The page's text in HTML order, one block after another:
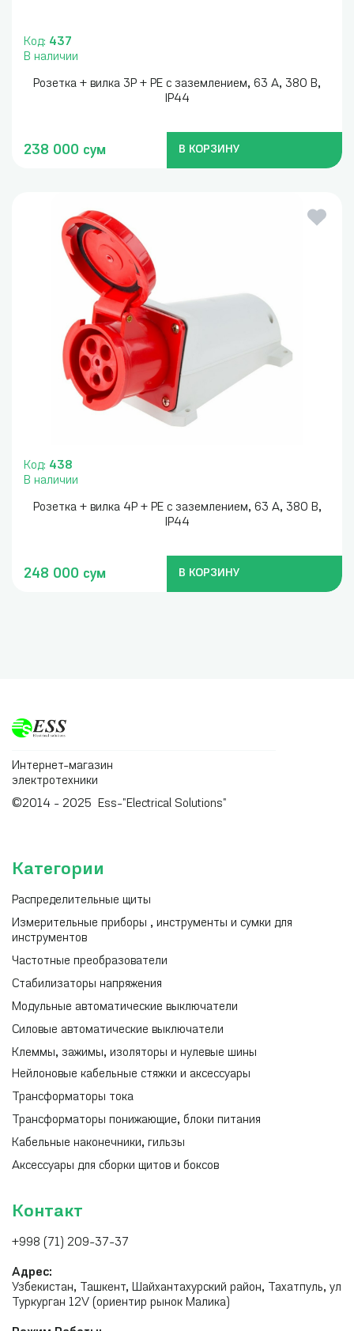
Код: 437
В наличии
Розетка + вилка 3P + PE с заземлением, 63 А, 380 В,
IP44
238 000 сум В КОРЗИНУ
Код: 438
В наличии
Розетка + вилка 4P + PE с заземлением, 63 А, 380 В,
IP44
248 000 сум В КОРЗИНУ
Интернет-магазин
электротехники
©2014 - 2025 Ess-"Electrical Solutions"
Категории
Распределительные щиты
Измерительные приборы , инструменты и сумки для
инструментов
Частотные преобразователи
Стабилизаторы напряжения
Модульные автоматические выключатели
Силовые автоматические выключатели
Клеммы, зажимы, изоляторы и нулевые шины
Нейлоновые кабельные стяжки и аксессуары
Трансформаторы тока
Трансформаторы понижающие, блоки питания
Кабельные наконечники, гильзы
Аксессуары для сборки щитов и боксов
Контакт
+998 (71) 209-37-37
Адрес:
Узбекистан, Ташкент, Шайхантахурский район, Тахатпуль, ул
Туркурган 12V (ориентир рынок Малика)